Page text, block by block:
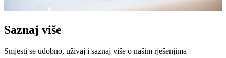
Saznaj više
Smjesti se udobno, uživaj i saznaj više o našim rješenjima